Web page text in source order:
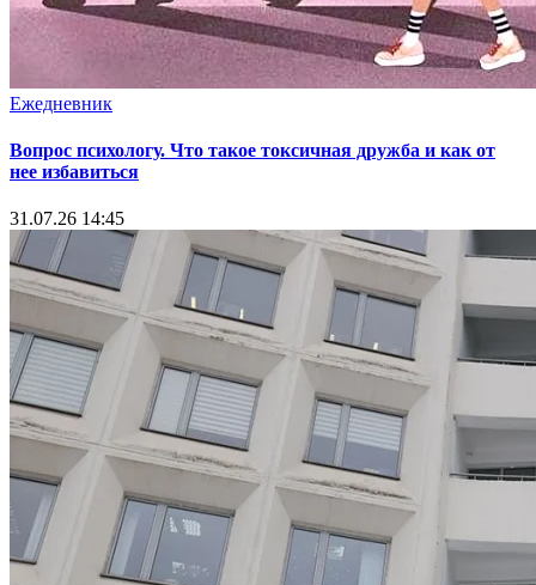
Ежедневник
Вопрос психологу. Что такое токсичная дружба и как от
нее избавиться
31.07.26 14:45